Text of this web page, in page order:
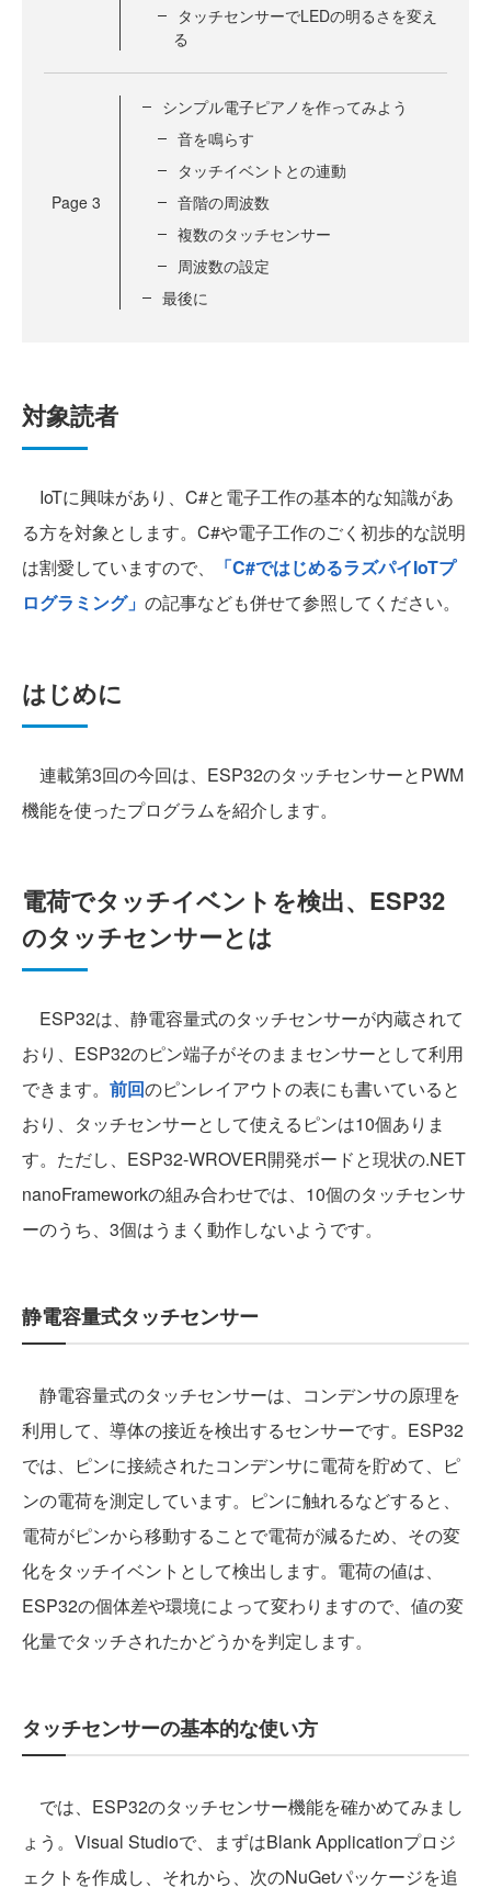
タッチセンサーでLEDの明るさを変え
る
Page 3
シンプル電子ピアノを作ってみよう
音を鳴らす
タッチイベントとの連動
音階の周波数
複数のタッチセンサー
周波数の設定
最後に
対象読者
IoTに興味があり、C#と電子工作の基本的な知識があ
る方を対象とします。C#や電子工作のごく初歩的な説明
は割愛していますので、
「C#ではじめるラズパイIoTプ
ログラミング」 の記事なども併せて参照してください。
はじめに
連載第3回の今回は、ESP32のタッチセンサーとPWM
機能を使ったプログラムを紹介します。
電荷でタッチイベントを検出、ESP32
のタッチセンサーとは
ESP32は、静電容量式のタッチセンサーが内蔵されて
おり、ESP32のピン端子がそのままセンサーとして利用
できます。 前回のピンレイアウトの表にも書いていると
おり、タッチセンサーとして使えるピンは10個ありま
す。ただし、ESP32-WROVER開発ボードと現状の.NET
nanoFrameworkの組み合わせでは、10個のタッチセンサ
ーのうち、3個はうまく動作しないようです。
静電容量式タッチセンサー
静電容量式のタッチセンサーは、コンデンサの原理を
利用して、導体の接近を検出するセンサーです。ESP32
では、ピンに接続されたコンデンサに電荷を貯めて、ピ
ンの電荷を測定しています。ピンに触れるなどすると、
電荷がピンから移動することで電荷が減るため、その変
化をタッチイベントとして検出します。電荷の値は、
ESP32の個体差や環境によって変わりますので、値の変
化量でタッチされたかどうかを判定します。
タッチセンサーの基本的な使い方
では、ESP32のタッチセンサー機能を確かめてみまし
ょう。Visual Studioで、まずはBlank Applicationプロジ
ェクトを作成し、それから、次のNuGetパッケージを追